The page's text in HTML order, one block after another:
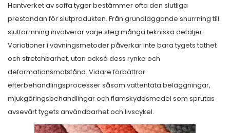
Hantverket av soffa tyger bestämmer ofta den slutliga
prestandan för slutprodukten. Från grundläggande snurrning till
slutformning involverar varje steg många tekniska detaljer.
Variationer i vävningsmetoder påverkar inte bara tygets täthet
och stretchbarhet, utan också dess rynka och
deformationsmotstånd. Vidare förbättrar
efterbehandlingsprocesser såsom vattentäta beläggningar,
mjukgöringsbehandlingar och flamskyddsmedel som sprutas
avsevärt tygets användbarhet och livscykel.